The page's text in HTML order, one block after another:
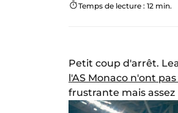
Temps de lecture : 12 min.
Petit coup d'arrêt.
l'AS Monaco n'ont
frustrante mais assez